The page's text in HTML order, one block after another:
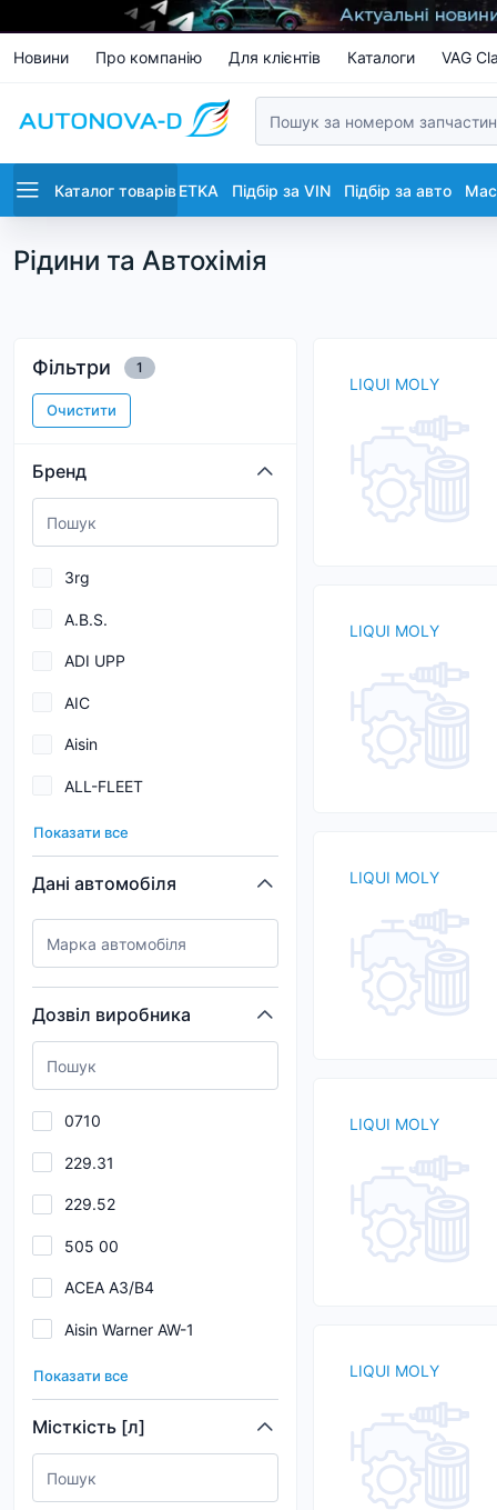
Новини Про компанію Для клієнтів Каталоги VAG
Каталог товарівETKA Підбір за VIN Підбір за авто
Рідини та Автохімія
Фільтри 1
Очистити
Бренд
3rg
A.B.S.
ADI UPP
AIC
Aisin
ALL-FLEET
AND
AutoGuard
BARDAHL
BG
BINDER
BIZOL
Blue Print
BMW
BORGWARNER
BOSCH
Breck
Показати все
Дані автомобіля
Дозвіл виробника
0710
229.31
229.52
505 00
ACEA A3/B4
Aisin Warner AW-1
Allison C-4
Allison TES 389
Показати все
Місткість [л]
LIQUI MOLY
LIQUI MOLY
LIQUI MOLY
LIQUI MOLY
LIQUI MOLY